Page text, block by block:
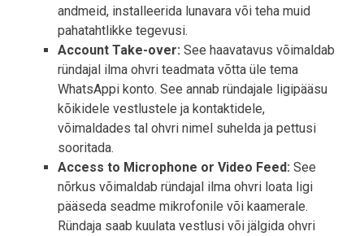
andmeid, installeerida lunavara või teha muid
pahatahtlikke tegevusi.
Account Take-over: See haavatavus võimaldab
ründajal ilma ohvri teadmata võtta üle tema
WhatsAppi konto. See annab ründajale ligipääsu
kõikidele vestlustele ja kontaktidele,
võimaldades tal ohvri nimel suhelda ja pettusi
sooritada.
Access to Microphone or Video Feed: See
nõrkus võimaldab ründajal ilma ohvri loata ligi
pääseda seadme mikrofonile või kaamerale.
Ründaja saab kuulata vestlusi või jälgida ohvri